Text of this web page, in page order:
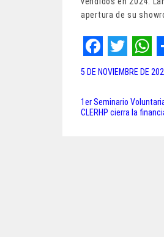
apertura de su
F
c
T
i
W
a
5 DE NOVIEMBRE DE
Navegación
1er Seminario
CLERHP cierra la